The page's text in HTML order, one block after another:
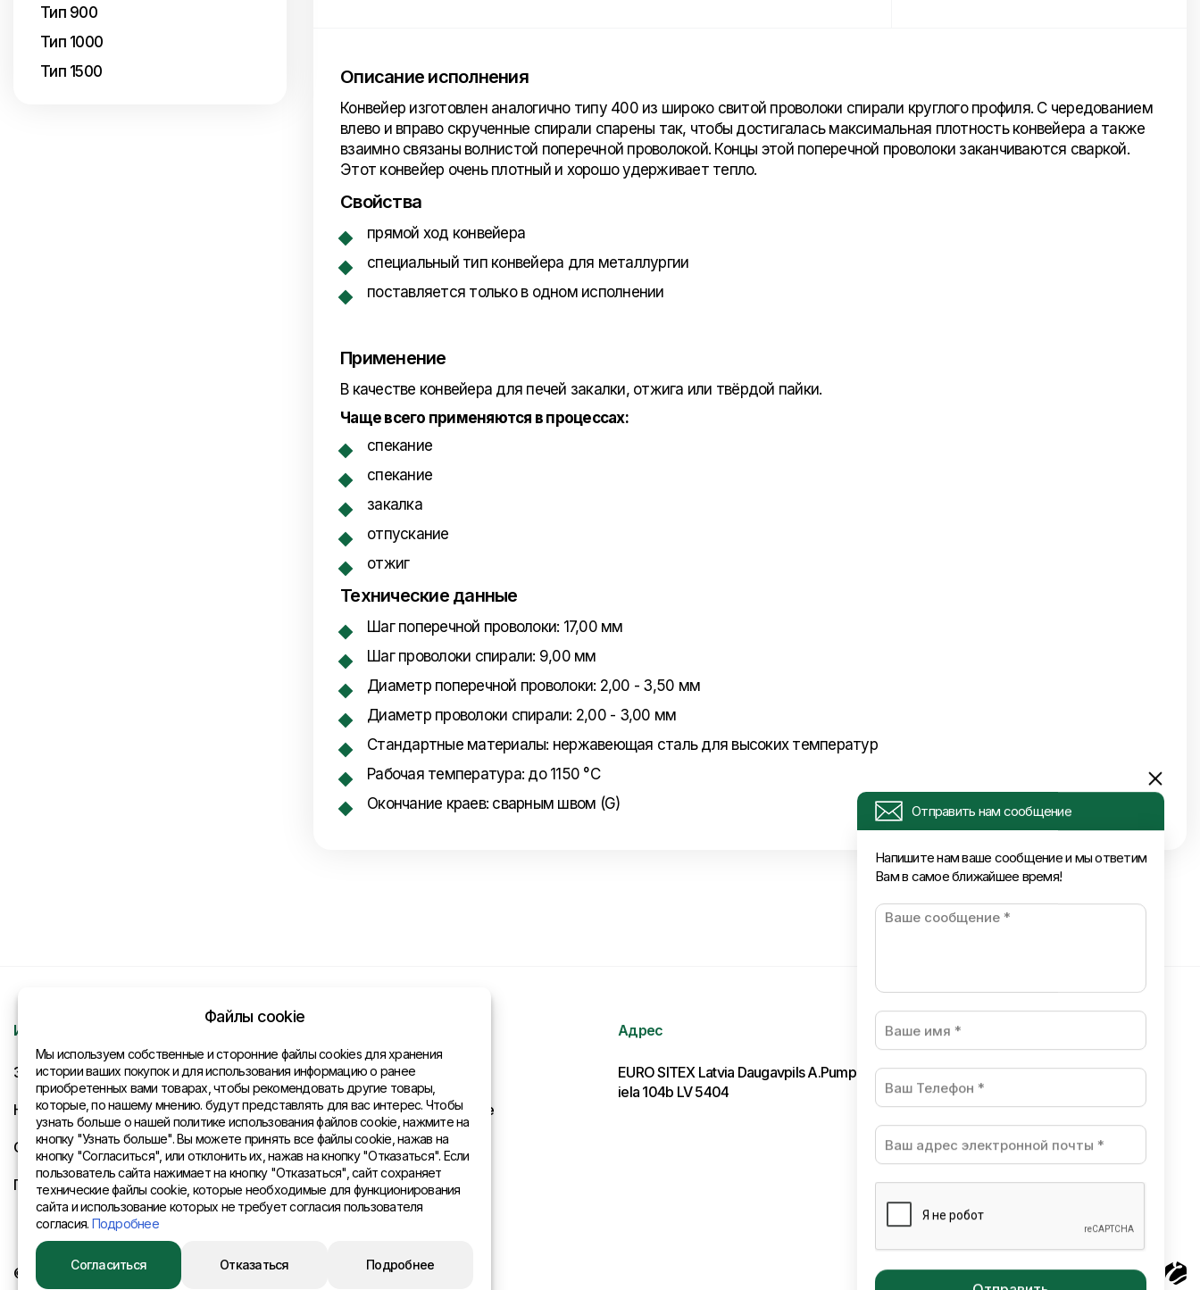
Тип 900
Тип 1000
Тип 1500
Описание исполнения
Конвейер изготовлен аналогично типу 400 из широко свитой проволоки спирали круглого профиля. С чередованием
влево и вправо скрученные спирали спарены так, чтобы достигалась максимальная плотность конвейера а также
взаимно связаны волнистой поперечной проволокой. Концы этой поперечной проволоки заканчиваются сваркой.
Этот конвейер очень плотный и хорошо удерживает тепло.
Свойства
прямой ход конвейера
специальный тип конвейера для металлургии
поставляется только в одном исполнении
Применение
В качестве конвейера для печей закалки, отжига или твёрдой пайки.
Чаще всего применяются в процессах:
спекание
спекание
закалка
отпускание
отжиг
Технические данные
Шаг поперечной проволоки: 17,00 мм
Шаг проволоки спирали: 9,00 мм
Диаметр поперечной проволоки: 2,00 - 3,50 мм
Диаметр проволоки спирали: 2,00 - 3,00 мм
Стандартные материалы: нержавеющая сталь для высоких температур
Рабочая температура: до 1150 °C
Окончание краев: сварным швом (G)
Отправить нам сообщение
Напишите нам ваше сообщение и мы ответим
Вам в самое ближайшее время!
Информация
Запрос
Новости
Оплата и доставка
Политика конфиденциальности
Общая информация
Представительства в мире
Адрес
EURO SITEX Latvia Daugavpils A.Pumpura
iela 104b LV 5404
© 2015 Eurositex Latvija Разработано в студии Esteriol
Файлы cookie
Мы используем собственные и сторонние файлы cookies для хранения
истории ваших покупок и для использования информацию о ранее
приобретенных вами товарах, чтобы рекомендовать другие товары,
которые, по нашему мнению. будут представлять для вас интерес. Чтобы
узнать больше о нашей политике использования файлов cookie, нажмите на
кнопку "Узнать больше". Вы можете принять все файлы cookie, нажав на
кнопку "Согласиться", или отклонить их, нажав на кнопку "Отказаться". Если
пользователь сайта нажимает на кнопку "Отказаться", сайт сохраняет
технические файлы cookie, которые необходимые для функционирования
сайта и использование которых не требует согласия пользователя
согласия. Подробнее
Согласиться Отказаться Подробнее